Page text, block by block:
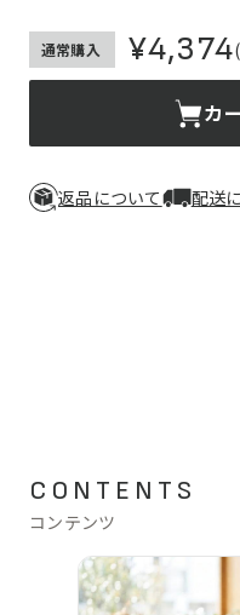
通常購入 ¥4,374
カ
返品について 配送
CONTENTS
コンテンツ